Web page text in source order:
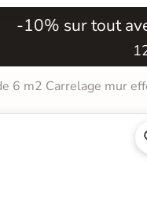
-10% sur tout
6 m2 Carrelage mur